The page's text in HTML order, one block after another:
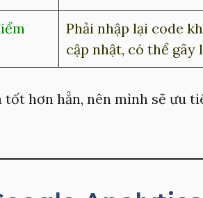
Phải nhập lại code
cập nhật, có thể gây
hơn hẳn, nên mình sẽ ưu